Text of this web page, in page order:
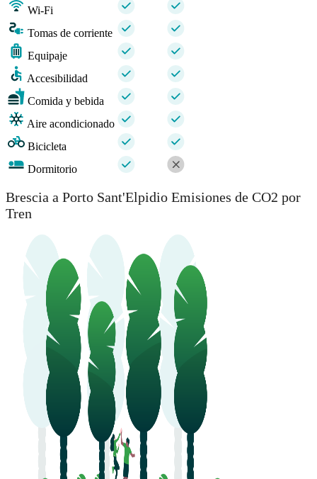
Wi-Fi
Tomas de corriente
Equipaje
Accesibilidad
Comida y bebida
Aire acondicionado
Bicicleta
Dormitorio
Brescia a Porto Sant'Elpidio Emisiones de CO2 por
Tren